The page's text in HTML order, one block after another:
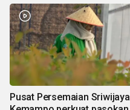
Pusat Persemaian Sriwijaya